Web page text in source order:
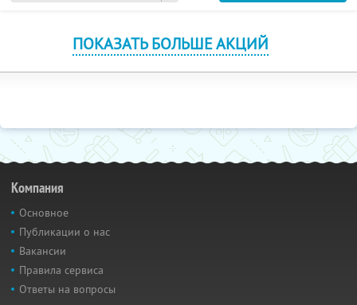
ПОКАЗАТЬ БОЛЬШЕ АКЦИЙ
Компания
Основное
Публикации о нас
Вакансии
Правила сервиса
Ответы на вопросы